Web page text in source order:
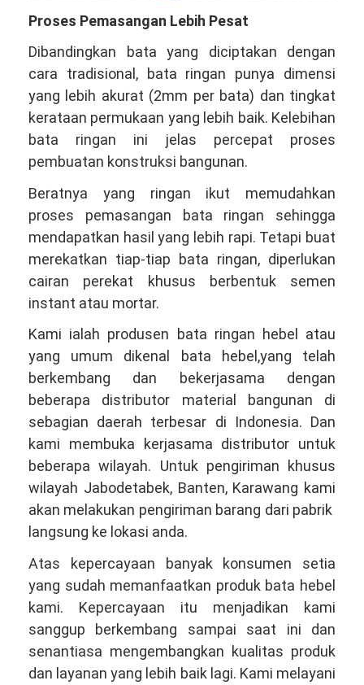
Proses Pemasangan Lebih Pesat
Dibandingkan bata yang diciptakan dengan
cara tradisional, bata ringan punya dimensi
yang lebih akurat (2mm per bata) dan tingkat
kerataan permukaan yang lebih baik. Kelebihan
bata ringan ini jelas percepat proses
pembuatan konstruksi bangunan.
Beratnya yang ringan ikut memudahkan
proses pemasangan bata ringan sehingga
mendapatkan hasil yang lebih rapi. Tetapi buat
merekatkan tiap-tiap bata ringan, diperlukan
cairan perekat khusus berbentuk semen
instant atau mortar.
Kami ialah produsen bata ringan hebel atau
yang umum dikenal bata hebel,yang telah
berkembang dan bekerjasama dengan
beberapa distributor material bangunan di
sebagian daerah terbesar di Indonesia. Dan
kami membuka kerjasama distributor untuk
beberapa wilayah. Untuk pengiriman khusus
wilayah Jabodetabek, Banten, Karawang kami
akan melakukan pengiriman barang dari pabrik
langsung ke lokasi anda.
Atas kepercayaan banyak konsumen setia
yang sudah memanfaatkan produk bata hebel
kami. Kepercayaan itu menjadikan kami
sanggup berkembang sampai saat ini dan
senantiasa mengembangkan kualitas produk
dan layanan yang lebih baik lagi. Kami melayani